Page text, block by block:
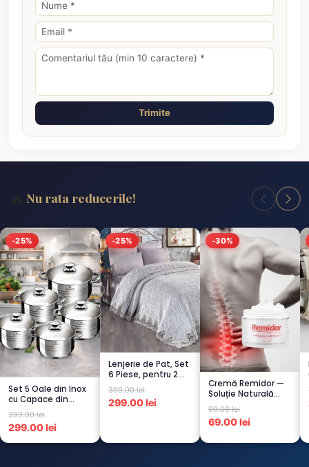
Trimite
Nu rata reducerile!
-25%
Set 5 Oale din Inox
cu Capace din
Sticlă
Termorezistent...
399.00 lei
299.00 lei
-25%
Lenjerie de Pat, Set
6 Piese, pentru 2
persoana, GRI -1...
399.00 lei
299.00 lei
-30%
Cremă Remidor —
Soluție Naturală
pentru Dureri de
Spate...
99.00 lei
69.00 lei